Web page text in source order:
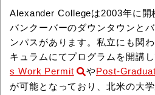
Alexander Collegeは2003年に開
バンクーバーのダウンタウンと
ンパスがあります。私立にも関
キュラムにてプログラムを開講し
s Work Permit
やPost-
が可能となっており、北米の大